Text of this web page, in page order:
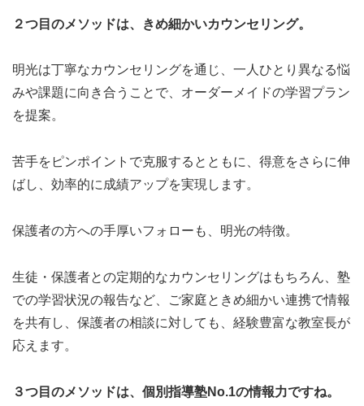
２つ目のメソッドは、きめ細かいカウンセリング。
明光は丁寧なカウンセリングを通じ、一人ひとり異なる悩
みや課題に向き合うことで、オーダーメイドの学習プラン
を提案。
苦手をピンポイントで克服するとともに、得意をさらに伸
ばし、効率的に成績アップを実現します。
保護者の方への手厚いフォローも、明光の特徴。
生徒・保護者との定期的なカウンセリングはもちろん、塾
での学習状況の報告など、ご家庭ときめ細かい連携で情報
を共有し、保護者の相談に対しても、経験豊富な教室長が
応えます。
３つ目のメソッドは、個別指導塾No.1の情報力ですね。